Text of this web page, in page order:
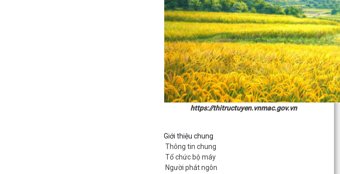
https://thitructuyen.vnmac.gov.vn
Giới thiệu chung
Thông tin chung
Tổ chức bộ máy
Người phát ngôn
Xã Đường An triển khai mô hình phân loại và thu
gom rác thải tại nguồn